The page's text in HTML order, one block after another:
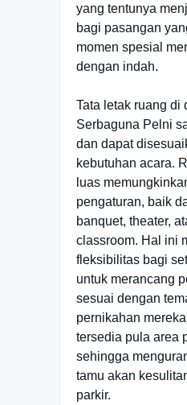
yang tentunya
bagi pasangan
momen spesial
dengan indah.
Tata letak ruang di
Serbaguna Pelni
dan dapat
kebutuhan acara.
luas
pengaturan, baik
banquet, theater,
classroom. Hal ini
fleksibilitas bagi
untuk merancang
sesuai dengan
pernikahan
tersedia pula area
sehingga
tamu akan
parkir.